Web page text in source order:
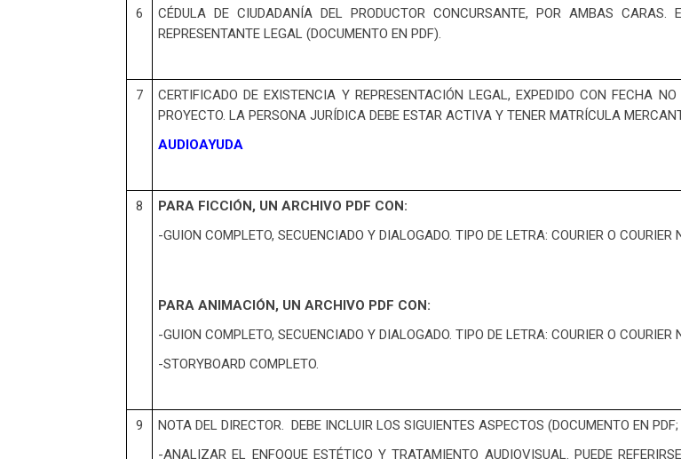
6
CÉDULA DE CIUDADANÍA DEL PRODUCTOR CONCURSANTE, POR AMBAS
REPRESENTANTE LEGAL (DOCUMENTO EN PDF).
7
CERTIFICADO DE EXISTENCIA Y REPRESENTACIÓN LEGAL, EXPEDIDO CON FECHA
PROYECTO. LA PERSONA JURÍDICA DEBE ESTAR ACTIVA Y TENER MATRÍCULA
AUDIOAYUDA
8
PARA FICCIÓN, UN ARCHIVO PDF CON:
-GUION COMPLETO, SECUENCIADO Y DIALOGADO. TIPO DE LETRA: COURIER O
PARA ANIMACIÓN, UN ARCHIVO PDF CON:
-GUION COMPLETO, SECUENCIADO Y DIALOGADO. TIPO DE LETRA: COURIER O
-STORYBOARD COMPLETO.
9
NOTA DEL DIRECTOR. DEBE INCLUIR LOS SIGUIENTES ASPECTOS (DOCUMENTO EN
-ANALIZAR EL ENFOQUE ESTÉTICO Y TRATAMIENTO AUDIOVISUAL. PUEDE